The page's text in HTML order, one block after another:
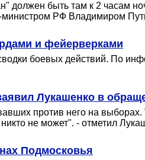
должен быть там к 2 часам
министром РФ Владимиром
и фейерверками
боевых действий. По
Лукашенко в
против него на
не может". - отметил
Подмосковья